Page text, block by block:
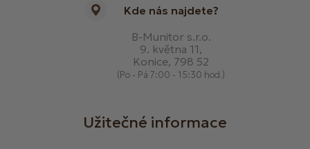
Kde nás najdete?
B-Munitor s.r.o.
9. května 11,
Konice, 798 52
(Po - Pá 7:00 - 15:30 hod.)
Užitečné informace